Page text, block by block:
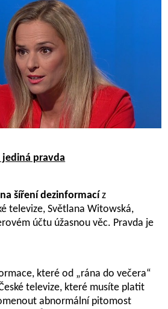
pravda
šíření dezinformacíz
televize, Světlana Witowská,
účtu úžasnou věc. Pravda je
které od „rána do večera“
televize, které musíte platit
abnormální pitomost